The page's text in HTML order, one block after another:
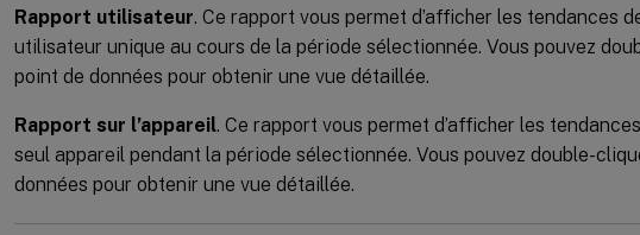
Rapport utilisateur. Ce rapport vous permet d’afficher les tendances
utilisateur unique au cours de la période sélectionnée. Vous pouvez
point de données pour obtenir une vue détaillée.
Rapport sur l’appareil. Ce rapport vous permet d’afficher les
seul appareil pendant la période sélectionnée. Vous pouvez double-
données pour obtenir une vue détaillée.